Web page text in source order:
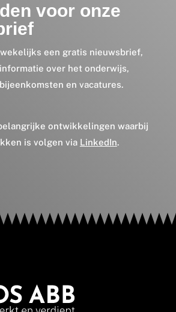
voor onze
een gratis nieuwsbrief,
over het onderwijs,
en vacatures.
ontwikkelingen waarbij
is volgen via LinkedIn.